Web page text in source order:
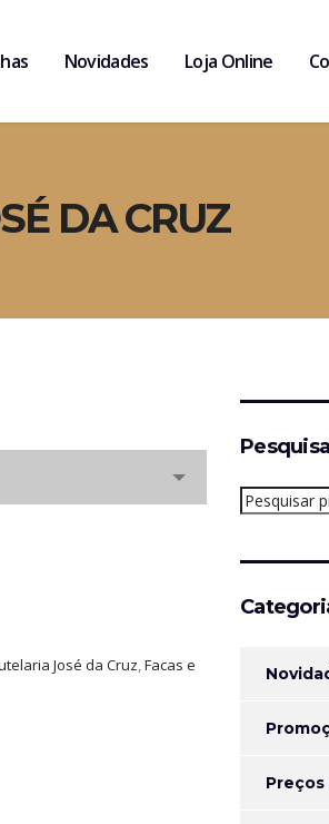
Novidades Loja Online
DA CRUZ
José da Cruz,Facas e
Pesquisar
por: